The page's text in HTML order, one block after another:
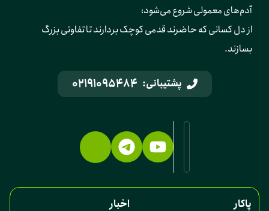
آدم‌های معمولی شروع می‌شود؛
از دل کسانی که حاضرند قدمی کوچک بردارند تا تفاوتی بزرگ
بسازند.
پشتیبانی: 02191095484
پاکار اخبار